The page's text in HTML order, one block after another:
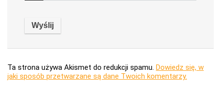
Ta strona używa Akismet do redukcji spamu. Dowiedz się, w
jaki sposób przetwarzane są dane Twoich komentarzy.